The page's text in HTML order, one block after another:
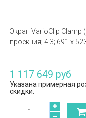
Экран VarioClip Clamp
проекция; 4:3; 691 x
1 117 649 руб
Указана примерная
скидки.